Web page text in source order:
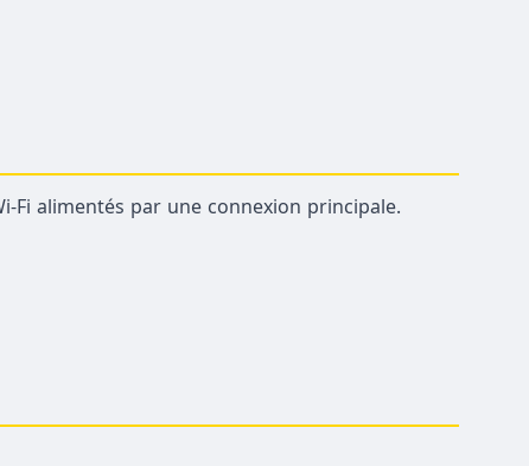
Fi alimentés par une connexion principale.